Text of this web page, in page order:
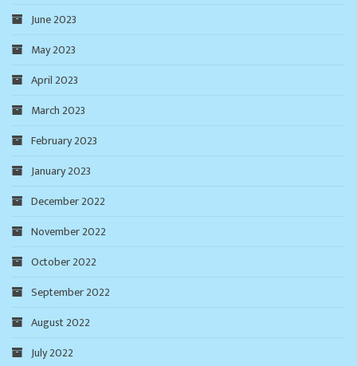
June 2023
May 2023
April 2023
March 2023
February 2023
January 2023
December 2022
November 2022
October 2022
September 2022
August 2022
July 2022